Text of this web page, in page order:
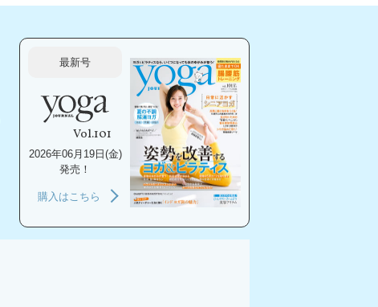
最新号
Vol.101
2026年06月19日(金)
発売！
購入はこちら